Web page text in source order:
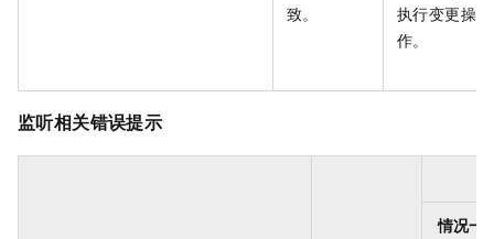
致。
执行变更操
作。
监听相关错误提示
情况一